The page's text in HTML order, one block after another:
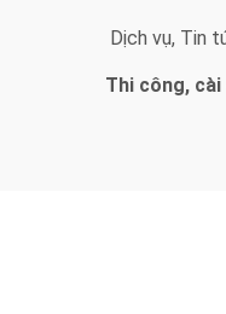
Dịch vụ Tin
Thi công, cài